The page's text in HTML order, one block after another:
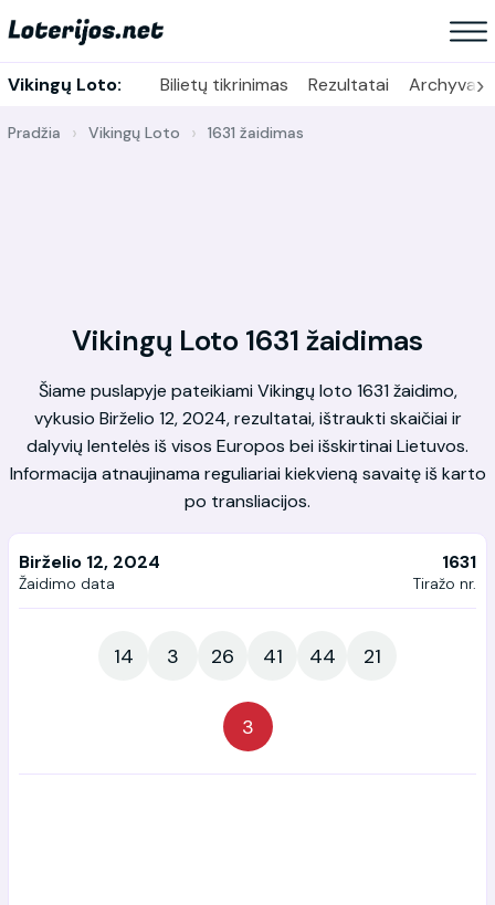
Vikingų Loto: Bilietų tikrinimas Rezultatai Archyvas
›
Pradžia Vikingų Loto 1631 žaidimas
Vikingų Loto 1631 žaidimas
Šiame puslapyje pateikiami Vikingų loto 1631 žaidimo,
vykusio Birželio 12, 2024, rezultatai, ištraukti skaičiai ir
dalyvių lentelės iš visos Europos bei išskirtinai Lietuvos.
Informacija atnaujinama reguliariai kiekvieną savaitę iš karto
po transliacijos.
Birželio 12, 2024
Žaidimo data
1631
Tiražo nr.
14 3 26 41 44 21
3